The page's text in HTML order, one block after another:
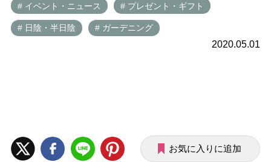
# イベント・ニュース # プレゼント・ギフト
# 日陰・半日陰 # ガーデニング
2020.05.01
お気に入りに追加